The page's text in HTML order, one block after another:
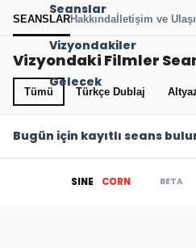
Seanslar
Vizyondakiler
Gelecek
SEANSLARHakkındaİletişim ve
Vizyondaki Filmler
Tümü Türkçe Dublaj
Bugün için kayıtlı seans
SINE CORN BETA